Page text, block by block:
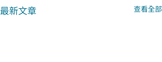
最新文章 查看全部